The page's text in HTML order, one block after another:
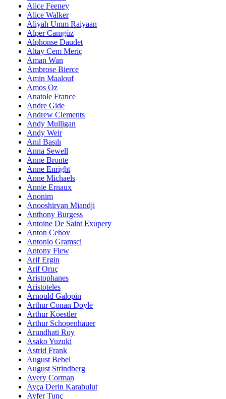
Alice Feeney
Alice Walker
Aliyah Umm Raiyaan
Alper Canıgüz
Alphonse Daudet
Altay Cem Meriç
Aman Wan
Ambrose Bierce
Amin Maalouf
Amos Oz
Anatole France
Andre Gide
Andrew Clements
Andy Mulligan
Andy Weir
Anıl Basılı
Anna Sewell
Anne Bronte
Anne Enright
Anne Michaels
Annie Ernaux
Anonim
Anooshirvan Miandji
Anthony Burgess
Antoine De Saint Exupery
Anton Cehov
Antonio Gramsci
Antony Flew
Arif Ergin
Arif Oruç
Aristophanes
Aristoteles
Arnould Galopin
Arthur Conan Doyle
Arthur Koestler
Arthur Schopenhauer
Arundhati Roy
Asako Yuzuki
Astrid Frank
August Bebel
August Strindberg
Avery Corman
Ayça Derin Karabulut
Ayfer Tunç